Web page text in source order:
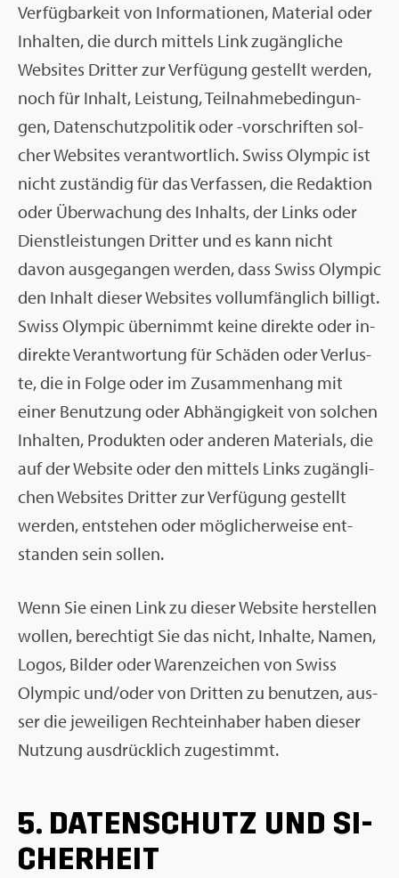
Ver­füg­bar­keit von In­for­ma­tio­nen, Ma­te­ri­al oder
In­hal­ten, die durch mit­tels Link zu­gäng­li­che
Web­sites Drit­ter zur Ver­fü­gung ge­stellt wer­den,
noch für In­halt, Leis­tung, Teil­nah­me­be­din­gun­
gen, Da­ten­schutz­po­li­tik oder -vor­schrif­ten sol­
cher Web­sites ver­ant­wort­lich. Swiss Olym­pic ist
nicht zu­stän­dig für das Ver­fas­sen, die Re­dak­ti­on
oder Über­wa­chung des In­halts, der Links oder
Dienst­leis­tun­gen Drit­ter und es kann nicht
davon aus­ge­gan­gen wer­den, dass Swiss Olym­pic
den In­halt die­ser Web­sites voll­um­fäng­lich bil­ligt.
Swiss Olym­pic über­nimmt keine di­rek­te oder in­
di­rek­te Ver­ant­wor­tung für Schä­den oder Ver­lus­
te, die in Folge oder im Zu­sam­men­hang mit
einer Be­nut­zung oder Ab­hän­gig­keit von sol­chen
In­hal­ten, Pro­duk­ten oder an­de­ren Ma­te­ri­als, die
auf der Web­site oder den mit­tels Links zu­gäng­li­
chen Web­sites Drit­ter zur Ver­fü­gung ge­stellt
wer­den, ent­ste­hen oder mög­li­cher­wei­se ent­
stan­den sein sol­len.
Wenn Sie einen Link zu die­ser Web­site her­stel­len
wol­len, be­rech­tigt Sie das nicht, In­hal­te, Namen,
Logos, Bil­der oder Wa­ren­zei­chen von Swiss
Olym­pic und/oder von Drit­ten zu be­nut­zen, aus­
ser die je­wei­li­gen Rech­te­inha­ber haben die­ser
Nut­zung aus­drück­lich zu­ge­stimmt.
5. DA­TEN­SCHUTZ UND SI­
CHER­HEIT